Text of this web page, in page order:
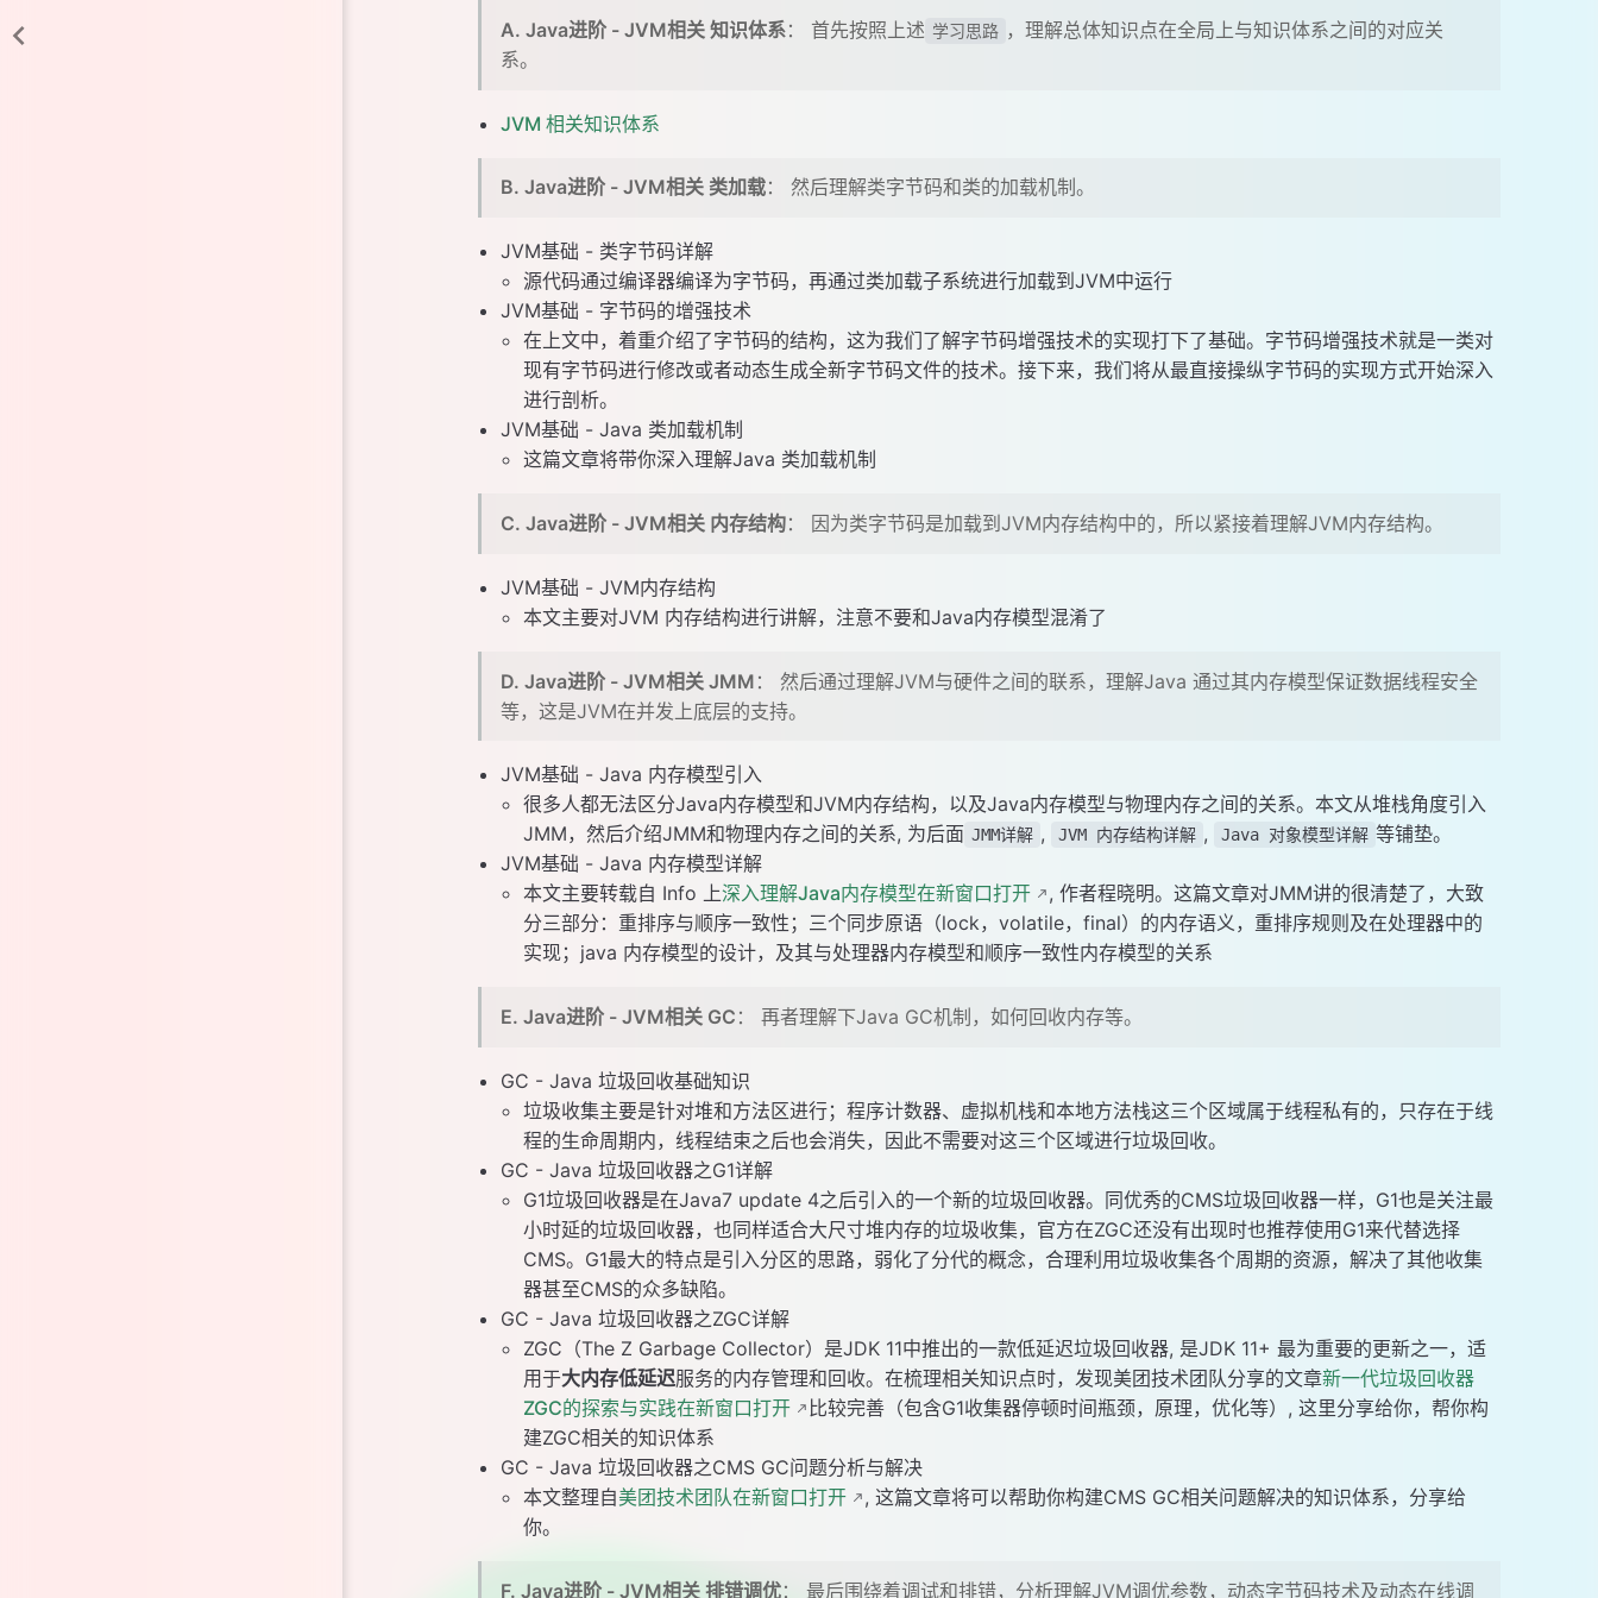
A. Java进阶 - JVM相关 知识体系： 首先按照上述 学习思路 ，理解总体知识点在全局上与知识体系之间的对应关
系。
JVM 相关知识体系
B. Java进阶 - JVM相关 类加载： 然后理解类字节码和类的加载机制。
JVM基础 - 类字节码详解
源代码通过编译器编译为字节码，再通过类加载子系统进行加载到JVM中运行
JVM基础 - 字节码的增强技术
在上文中，着重介绍了字节码的结构，这为我们了解字节码增强技术的实现打下了基础。字节码增强技术就是一类对
现有字节码进行修改或者动态生成全新字节码文件的技术。接下来，我们将从最直接操纵字节码的实现方式开始深入
进行剖析。
JVM基础 - Java 类加载机制
这篇文章将带你深入理解Java 类加载机制
C. Java进阶 - JVM相关 内存结构： 因为类字节码是加载到JVM内存结构中的，所以紧接着理解JVM内存结构。
JVM基础 - JVM内存结构
本文主要对JVM 内存结构进行讲解，注意不要和Java内存模型混淆了
D. Java进阶 - JVM相关 JMM ： 然后通过理解JVM与硬件之间的联系，理解Java 通过其内存模型保证数据线程安全
等，这是JVM在并发上底层的支持。
JVM基础 - Java 内存模型引入
很多人都无法区分Java内存模型和JVM内存结构，以及Java内存模型与物理内存之间的关系。本文从堆栈角度引入
JMM，然后介绍JMM和物理内存之间的关系, 为后面 JMM详解 , JVM 内存结构详解 , Java 对象模型详解 等铺垫。
JVM基础 - Java 内存模型详解
本文主要转载自 Info 上深入理解Java内存模型在新窗口打开
, 作者程晓明。这篇文章对JMM讲的很清楚了，大致
分三部分：重排序与顺序一致性；三个同步原语（lock，volatile，final）的内存语义，重排序规则及在处理器中的
实现；java 内存模型的设计，及其与处理器内存模型和顺序一致性内存模型的关系
E. Java进阶 - JVM相关 GC ： 再者理解下Java GC机制，如何回收内存等。
GC - Java 垃圾回收基础知识
垃圾收集主要是针对堆和方法区进行；程序计数器、虚拟机栈和本地方法栈这三个区域属于线程私有的，只存在于线
程的生命周期内，线程结束之后也会消失，因此不需要对这三个区域进行垃圾回收。
GC - Java 垃圾回收器之G1详解
G1垃圾回收器是在Java7 update 4之后引入的一个新的垃圾回收器。同优秀的CMS垃圾回收器一样，G1也是关注最
小时延的垃圾回收器，也同样适合大尺寸堆内存的垃圾收集，官方在ZGC还没有出现时也推荐使用G1来代替选择
CMS。G1最大的特点是引入分区的思路，弱化了分代的概念，合理利用垃圾收集各个周期的资源，解决了其他收集
器甚至CMS的众多缺陷。
GC - Java 垃圾回收器之ZGC详解
ZGC（The Z Garbage Collector）是JDK 11中推出的一款低延迟垃圾回收器, 是JDK 11+ 最为重要的更新之一，适
用于大内存低延迟服务的内存管理和回收。在梳理相关知识点时，发现美团技术团队分享的文章新一代垃圾回收器
ZGC的探索与实践在新窗口打开
比较完善（包含G1收集器停顿时间瓶颈，原理，优化等）, 这里分享给你，帮你构
建ZGC相关的知识体系
GC - Java 垃圾回收器之CMS GC问题分析与解决
本文整理自美团技术团队在新窗口打开
, 这篇文章将可以帮助你构建CMS GC相关问题解决的知识体系，分享给
你。
F. Java进阶 - JVM相关 排错调优： 最后围绕着调试和排错，分析理解JVM调优参数，动态字节码技术及动态在线调